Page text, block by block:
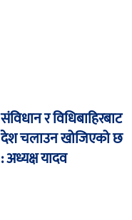
संविधान र विधिबाहिरबाट
देश चलाउन खोजिएको छ
: अध्यक्ष यादव